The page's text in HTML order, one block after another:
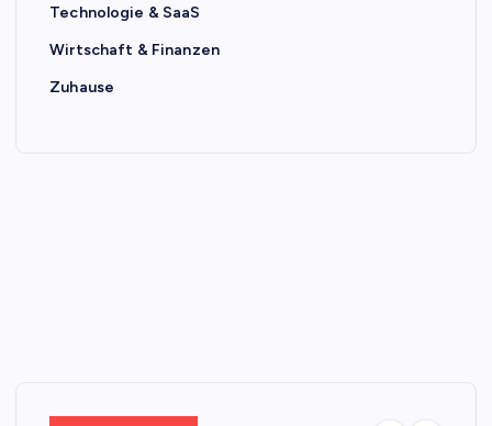
Technologie & SaaS
Wirtschaft & Finanzen
Zuhause